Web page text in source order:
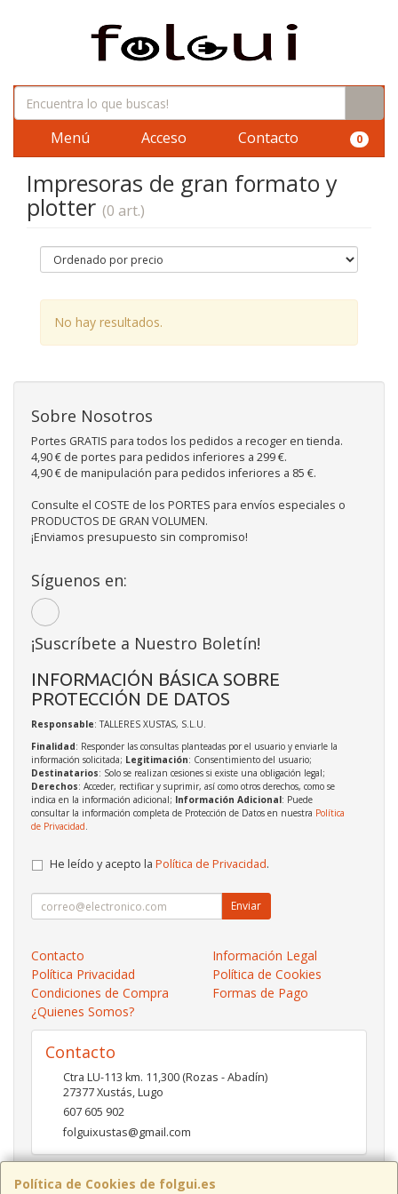
Menú Acceso Contacto 0
Impresoras de gran formato y
plotter (0 art.)
No hay resultados.
Política de Cookies de folgui.es
Sobre Nosotros
Portes GRATIS para todos los pedidos a recoger en tienda.
4,90 € de portes para pedidos inferiores a 299 €.
4,90 € de manipulación para pedidos inferiores a 85 €.
Consulte el COSTE de los PORTES para envíos especiales o
PRODUCTOS DE GRAN VOLUMEN.
¡Enviamos presupuesto sin compromiso!
Síguenos en:
¡Suscríbete a Nuestro Boletín!
INFORMACIÓN BÁSICA SOBRE
PROTECCIÓN DE DATOS
Responsable: TALLERES XUSTAS, S.L.U.
Finalidad: Responder las consultas planteadas por el usuario y enviarle la
información solicitada; Legitimación: Consentimiento del usuario;
Destinatarios: Solo se realizan cesiones si existe una obligación legal;
Derechos: Acceder, rectificar y suprimir, así como otros derechos, como se
indica en la información adicional; Información Adicional: Puede
consultar la información completa de Protección de Datos en nuestra Política
de Privacidad.
He leído y acepto la Política de Privacidad.
Enviar
Contacto
Información Legal
Política Privacidad
Política de Cookies
Condiciones de Compra
Formas de Pago
¿Quienes Somos?
Contacto
Ctra LU-113 km. 11,300 (Rozas - Abadín)
27377Xustás,Lugo
607 605 902
folguixustas@gmail.com